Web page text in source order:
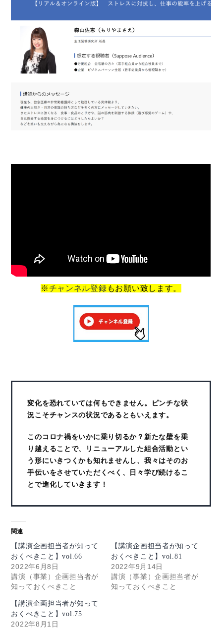
※チャンネル登録 もお願い致します。
変化を恐れていては何もできません。ピンチな状
況こそチャンスの状況であるともいえます。
このコロナ禍をいかに乗り切るか？新たな壁を乗
り越えることで、リニューアルした組合活動とい
う形にいきつくかも知れませんし、我々はそのお
手伝いをさせていただくべく、日々学び続けるこ
とで進化していきます！
関連
【講演企画担当者が知って
おくべきこと】vol.66
2022年6月8日
講演（事業）企画担当者が
知っておくべきこと
【講演企画担当者が知って
おくべきこと】vol.81
2022年9月14日
講演（事業）企画担当者が
知っておくべきこと
【講演企画担当者が知って
おくべきこと】vol.75
2022年8月1日